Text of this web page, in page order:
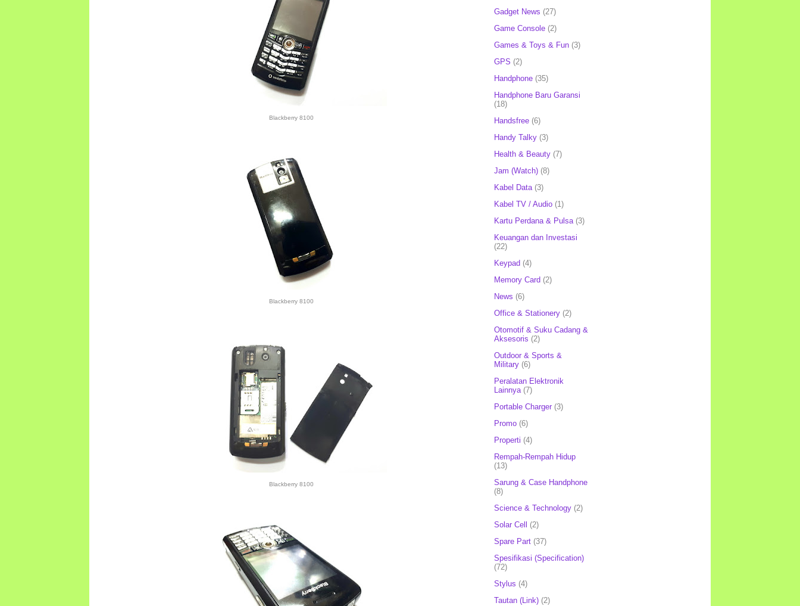
Blackberry 8100
Blackberry 8100
Blackberry 8100
Gadget News (27)
Game Console (2)
Games & Toys & Fun (3)
GPS (2)
Handphone (35)
Handphone Baru Garansi
(18)
Handsfree (6)
Handy Talky (3)
Health & Beauty (7)
Jam (Watch) (8)
Kabel Data (3)
Kabel TV / Audio (1)
Kartu Perdana & Pulsa (3)
Keuangan dan Investasi
(22)
Keypad (4)
Memory Card (2)
News (6)
Office & Stationery (2)
Otomotif & Suku Cadang &
Aksesoris (2)
Outdoor & Sports &
Military (6)
Peralatan Elektronik
Lainnya (7)
Portable Charger (3)
Promo (6)
Properti (4)
Rempah-Rempah Hidup
(13)
Sarung & Case Handphone
(8)
Science & Technology (2)
Solar Cell (2)
Spare Part (37)
Spesifikasi (Specification)
(72)
Stylus (4)
Tautan (Link) (2)